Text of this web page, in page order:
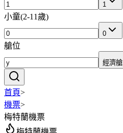
1
小童(2-11歲)
0
艙位
經濟艙
首頁>
機票>
梅特蘭機票